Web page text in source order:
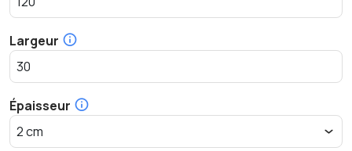
Largeur
Épaisseur